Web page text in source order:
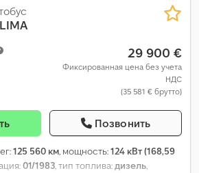
29 900 €
Фиксированная цена без учета
НДС
(35 581 € брутто)
Позвонить
125 560 км, мощность:124 кВт (168,59
01/1983, тип топлива:дизель,